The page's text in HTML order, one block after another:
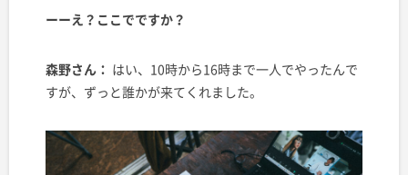
ーーえ？ここでですか？
森野さん： はい、10時から16時まで一人でやったんで
すが、ずっと誰かが来てくれました。